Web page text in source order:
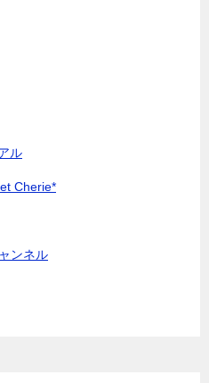
ル
Cherie*
ンネル